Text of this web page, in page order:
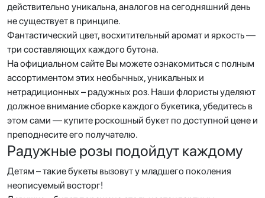
действительно уникальна, аналогов на сегодняшний день
не существует в принципе.
Фантастический цвет, восхитительный аромат и яркость —
три составляющих каждого бутона.
На официальном сайте Вы можете ознакомиться с полным
ассортиментом этих необычных, уникальных и
нетрадиционных – радужных роз. Наши флористы уделяют
должное внимание сборке каждого букетика, убедитесь в
этом сами — купите роскошный букет по доступной цене и
преподнесите его получателю.
Радужные розы подойдут каждому
Детям – такие букеты вызовут у младшего поколения
неописуемый восторг!